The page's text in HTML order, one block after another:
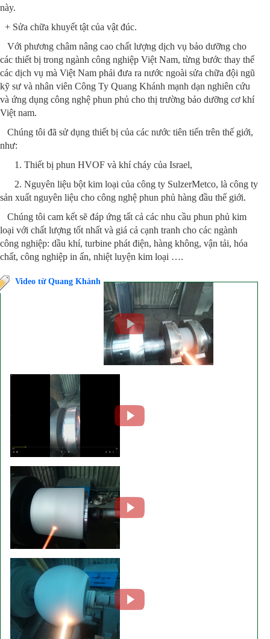
này.
+ Sửa chữa khuyết tật của vật đúc.
Với phương châm nâng cao chất lượng dịch vụ bảo dưỡng cho
các thiết bị trong ngành công nghiệp Việt Nam, từng bước thay thế
các dịch vụ mà Việt Nam phải đưa ra nước ngoài sửa chữa đội ngũ
kỹ sư và nhân viên Công Ty Quang Khánh mạnh dạn nghiên cứu
và ứng dụng công nghệ phun phủ cho thị trường bảo dưỡng cơ khí
Việt nam.
Chúng tôi đã sử dụng thiết bị của các nước tiên tiến trên thế giới,
như:
1. Thiết bị phun HVOF và khí cháy của Israel,
2. Nguyên liệu bột kim loại của công ty SulzerMetco, là công ty
sản xuất nguyên liệu cho công nghệ phun phủ hàng đầu thế giới.
Chúng tôi cam kết sẽ đáp ứng tất cả các nhu cầu phun phủ kim
loại với chất lượng tốt nhất và giá cả cạnh tranh cho các ngành
công nghiệp: dầu khí, turbine phát điện, hàng không, vận tải, hóa
chất, công nghiệp in ấn, nhiệt luyện kim loại ….
Video từ Quang Khánh